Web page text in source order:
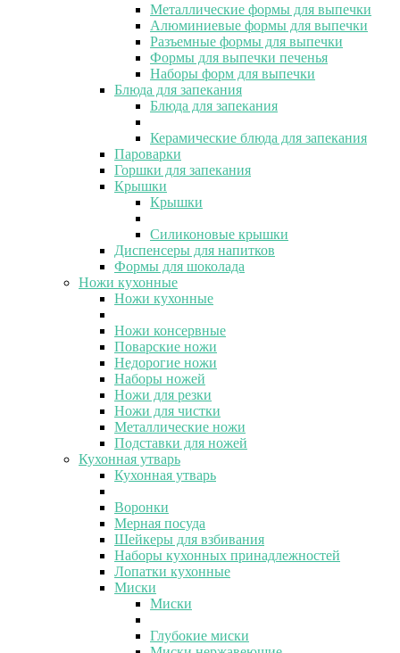
Металлические формы для выпечки
Алюминиевые формы для выпечки
Разъемные формы для выпечки
Формы для выпечки печенья
Наборы форм для выпечки
Блюда для запекания
Блюда для запекания
Керамические блюда для запекания
Пароварки
Горшки для запекания
Крышки
Крышки
Силиконовые крышки
Диспенсеры для напитков
Формы для шоколада
Ножи кухонные
Ножи кухонные
Ножи консервные
Поварские ножи
Недорогие ножи
Наборы ножей
Ножи для резки
Ножи для чистки
Металлические ножи
Подставки для ножей
Кухонная утварь
Кухонная утварь
Воронки
Мерная посуда
Шейкеры для взбивания
Наборы кухонных принадлежностей
Лопатки кухонные
Миски
Миски
Глубокие миски